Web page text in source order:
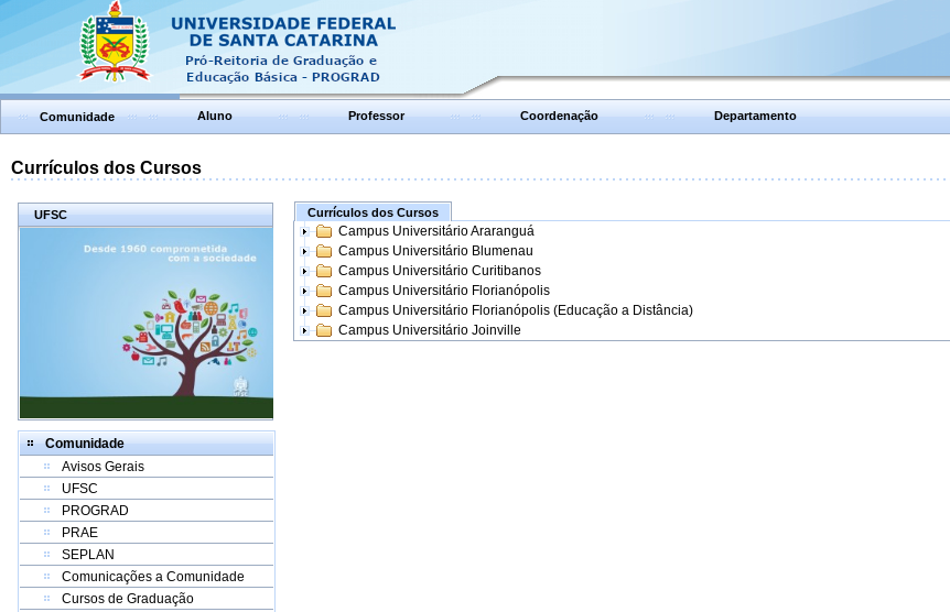
Comunidade Aluno Professor Coordenação Departamento
Currículos dos Cursos
UFSC
Comunidade
Avisos Gerais
UFSC
PROGRAD
PRAE
SEPLAN
Comunicações a Comunidade
Cursos de Graduação
Currículos dos Cursos
Campus Universitário Araranguá
Campus Universitário Blumenau
Campus Universitário Curitibanos
Campus Universitário Florianópolis
Campus Universitário Florianópolis (Educação a Distância)
Campus Universitário Joinville